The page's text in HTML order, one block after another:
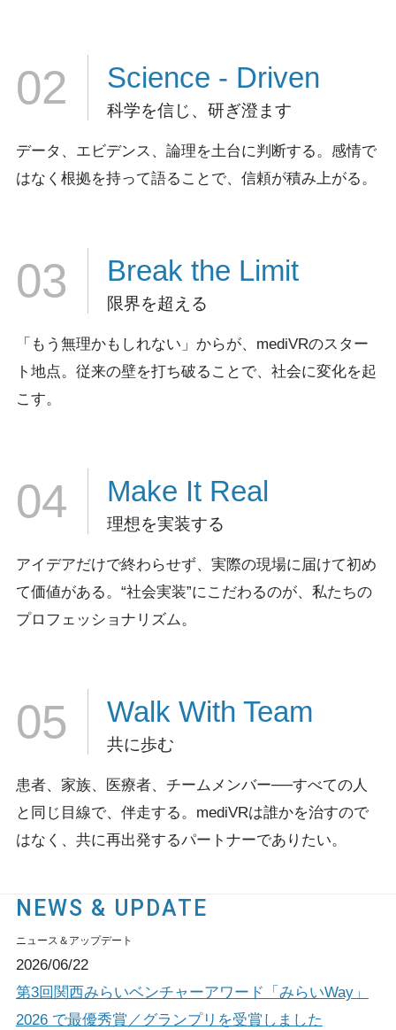
02 Science - Driven
科学を信じ、研ぎ澄ます
データ、エビデンス、論理を土台に判断する。 感情で
はなく根拠を持って語ることで、信頼が積み上がる。
03 Break the Limit
限界を超える
「もう無理かもしれない」からが、mediVRのスター
ト地点。 従来の壁を打ち破ることで、社会に変化を起
こす。
04 Make It Real
理想を実装する
アイデアだけで終わらせず、実際の現場に届けて初め
て価値がある。 “社会実装”にこだわるのが、私たちの
プロフェッショナリズム。
05 Walk With Team
共に歩む
患者、家族、医療者、チームメンバー──すべての人
と同じ目線で、伴走する。 mediVRは誰かを治すので
はなく、共に再出発するパートナーでありたい。
NEWS & UPDATE
ニュース＆アップデート
2026/06/22
第3回関西みらいベンチャーアワード「みらいWay」
2026 で最優秀賞／グランプリを受賞しました